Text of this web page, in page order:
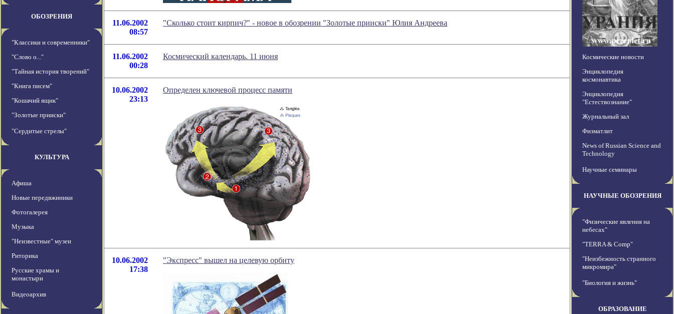
ОБОЗРЕНИЯ
"Классики и современники"
"Слово о..."
"Тайная история творений"
"Книга писем"
"Кошачий ящик"
"Золотые прииски"
"Сердитые стрелы"
КУЛЬТУРА
Афиша
Новые передвжиники
Фотогалерея
Музыка
"Неизвестные" музеи
Риторика
Русские храмы и
монастыри
Видеоархив
11.06.2002
08:57
"Сколько стоит кирпич?" - новое в обозрении "Золотые прииски" Юлия Андреева
11.06.2002
00:28
Космический календарь. 11 июня
10.06.2002
23:13
Определен ключевой процесс памяти
10.06.2002
17:38
"Экспресс" вышел на целевую орбиту
Космические новости
Энциклопедия
космонавтика
Энциклопедия
"Естествознание"
Журнальный зал
Физматлит
News of Russian Science and
Technology
Научные семинары
НАУЧНЫЕ ОБОЗРЕНИЯ
"Физические явления на
небесах"
"TERRA & Comp"
"Неизбежность странного
микромира"
"Биология и жизнь"
ОБРАЗОВАНИЕ